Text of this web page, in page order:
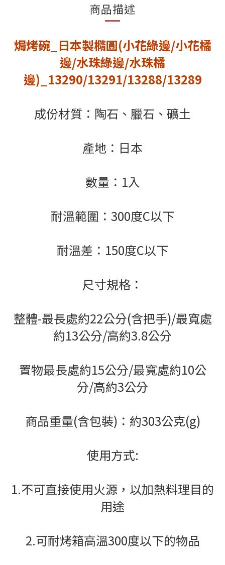
商品描述
焗烤碗_日本製橢圓(小花綠邊/小花橘
邊/水珠綠邊/水珠橘
邊)_13290/13291/13288/13289
成份材質：陶石、臘石、礦土
產地：日本
數量：1入
耐溫範圍：300度C以下
耐溫差：150度C以下
尺寸規格：
整體-最長處約22公分(含把手)/最寬處
約13公分/高約3.8公分
置物最長處約15公分/最寬處約10公
分/高約3公分
商品重量(含包裝)：約303公克(g)
使用方式:
1.不可直接使用火源，以加熱料理目的
用途
2.可耐烤箱高溫300度以下的物品